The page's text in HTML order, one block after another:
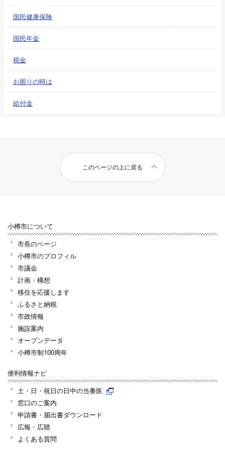
国民健康保険
国民年金
税金
お困りの時は
給付金
このページの上に戻る
小樽市について
市長のページ
小樽市のプロフィル
市議会
計画・構想
移住を応援します
ふるさと納税
市政情報
施設案内
オープンデータ
小樽市制100周年
便利情報ナビ
土・日・祝日の日中の当番医
窓口のご案内
申請書・届出書ダウンロード
広報・広聴
よくある質問